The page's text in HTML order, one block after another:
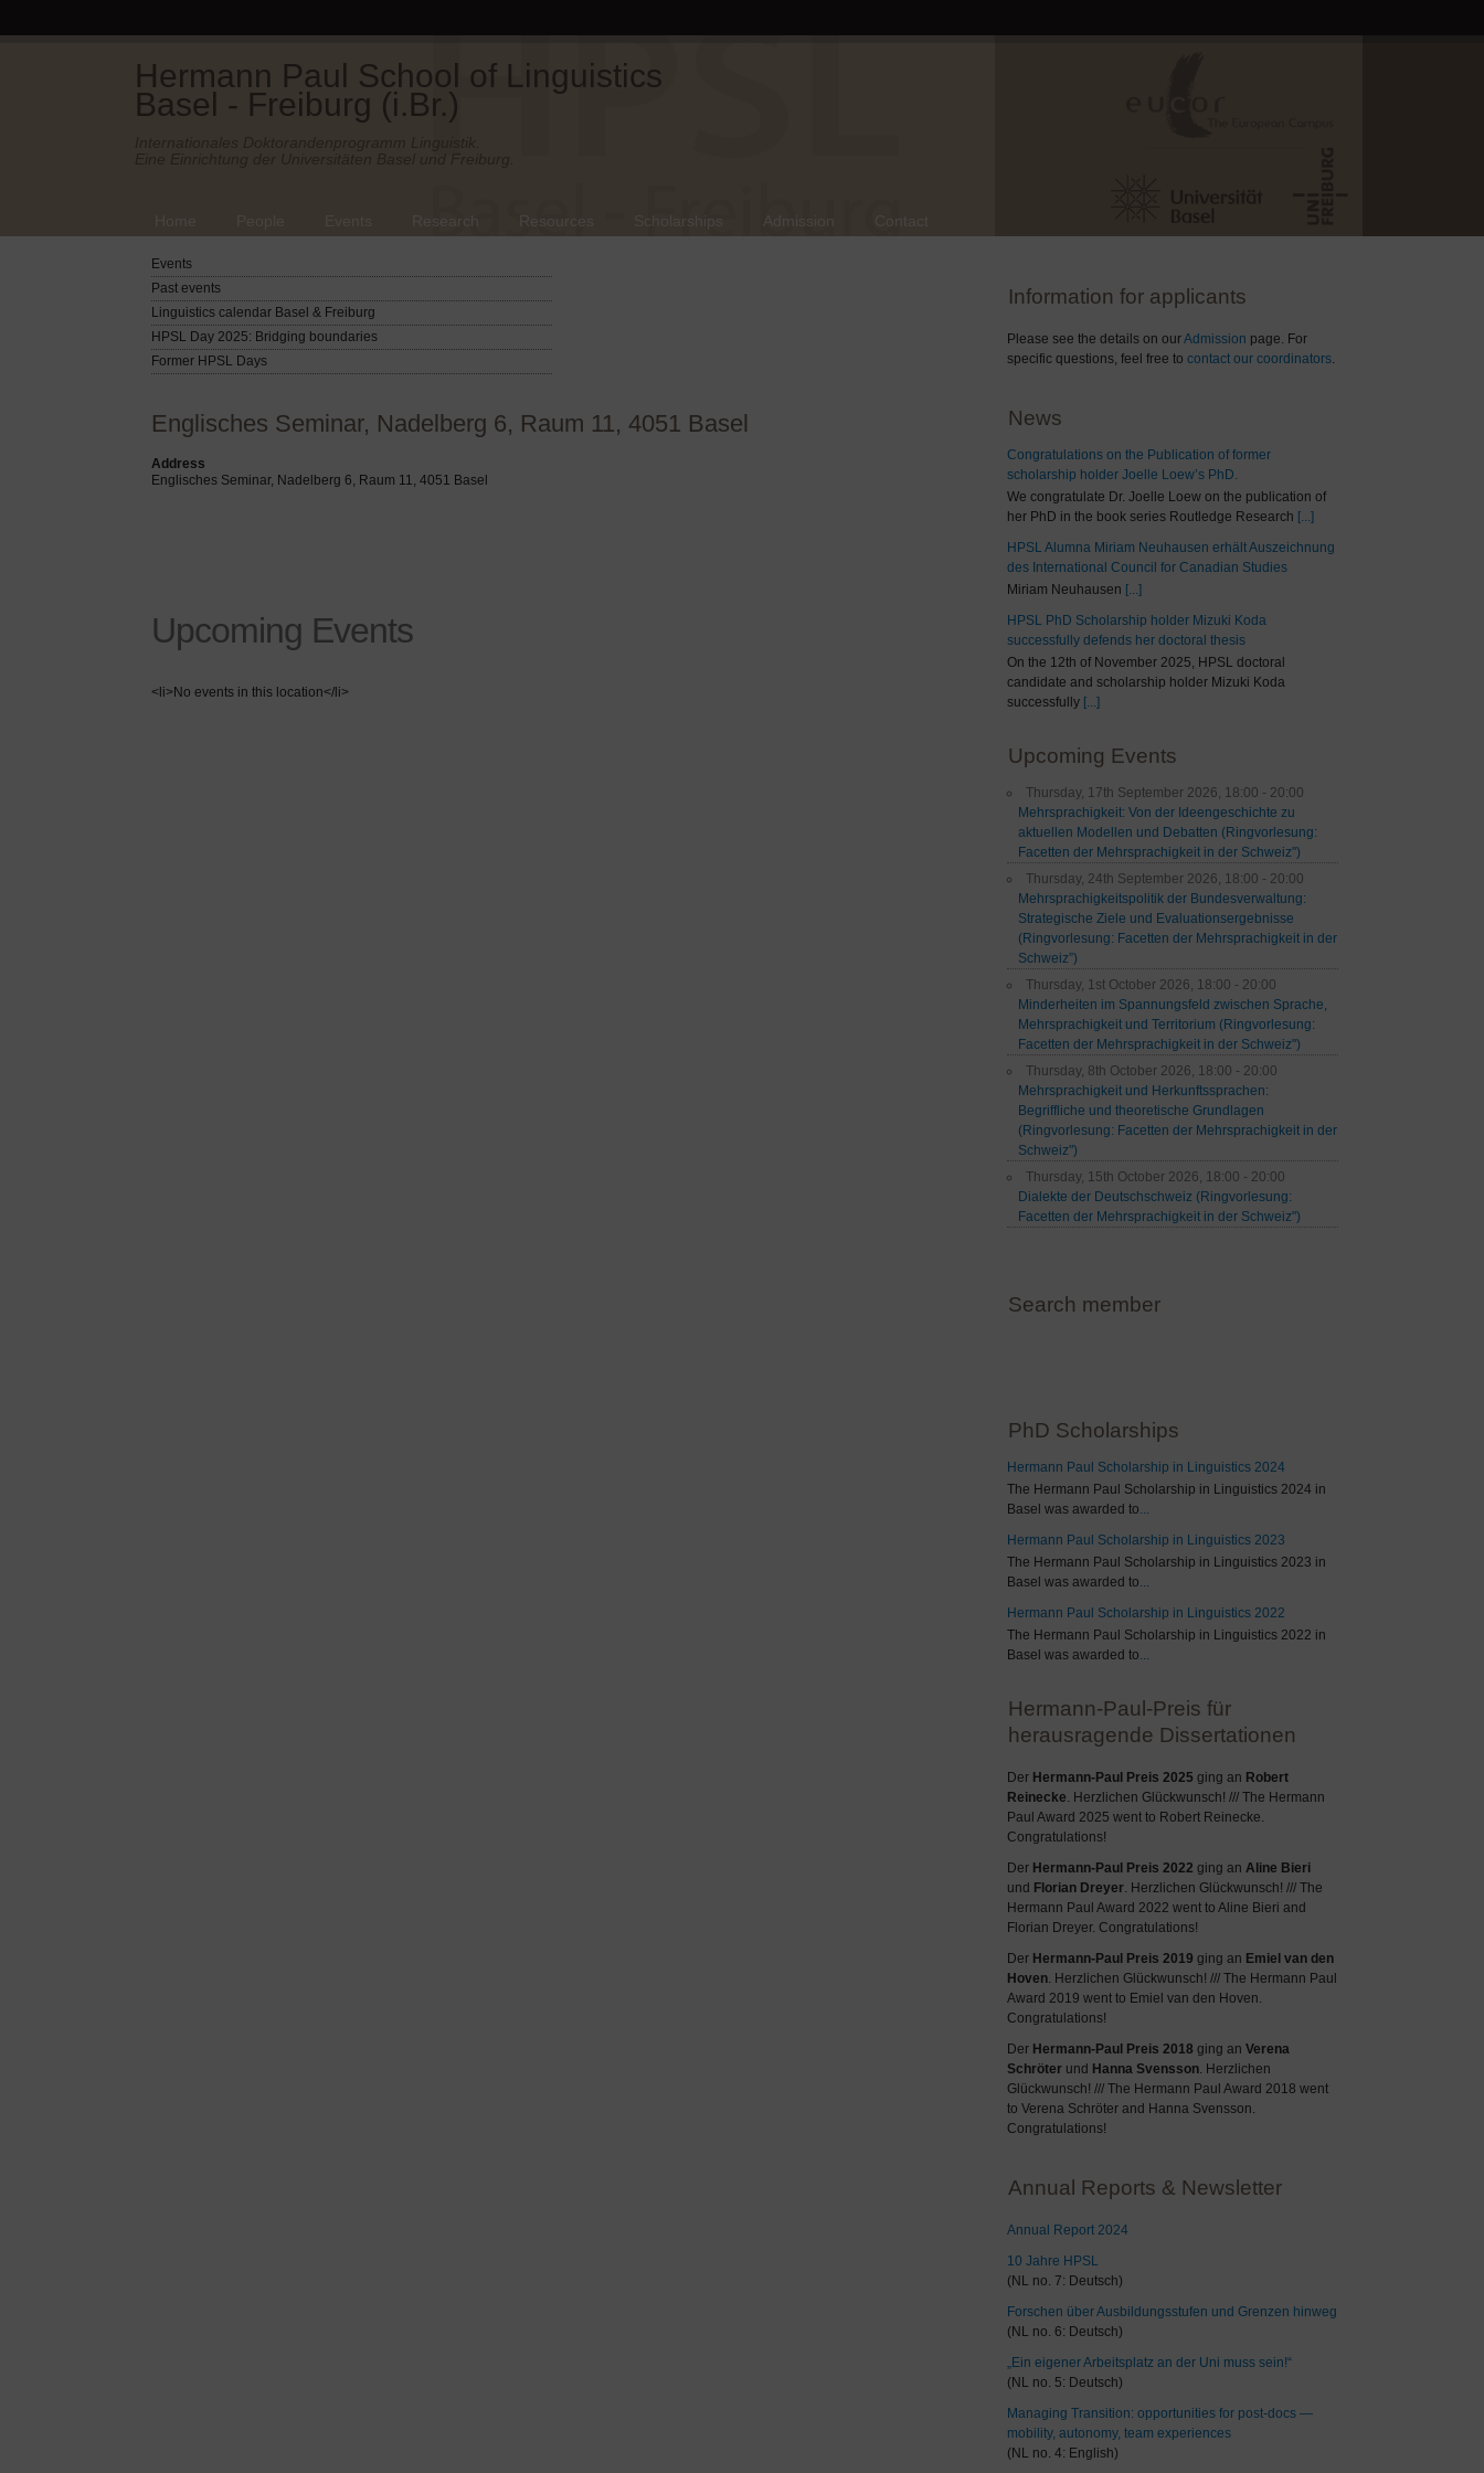
Hermann Paul School of Linguistics
Basel - Freiburg (i.Br.)
Events
Past events
Linguistics calendar Basel & Freiburg
HPSL Day 2025: Bridging boundaries
Former HPSL Days
Englisches Seminar, Nadelberg 6, Raum 11, 4051 Basel
Address
Englisches Seminar, Nadelberg 6, Raum 11, 4051 Basel
Upcoming Events
<li>No events in this location</li>
Information for applicants
Please see the details on ourAdmission page. For
specific questions, feel free to contact our coordinators.
News
Congratulations on the Publication of former
scholarship holder Joelle Loew’s PhD.
We congratulate Dr. Joelle Loew on the publication of
her PhD in the book series Routledge Research [...]
HPSL Alumna Miriam Neuhausen erhält Auszeichnung
des International Council for Canadian Studies
Miriam Neuhausen [...]
HPSL PhD Scholarship holder Mizuki Koda
successfully defends her doctoral thesis
On the 12th of November 2025, HPSL doctoral
candidate and scholarship holder Mizuki Koda
successfully [...]
Upcoming Events
Thursday, 17th September 2026, 18:00 - 20:00
Mehrsprachigkeit: Von der Ideengeschichte zu
aktuellen Modellen und Debatten (Ringvorlesung:
Facetten der Mehrsprachigkeit in der Schweiz")
Thursday, 24th September 2026, 18:00 - 20:00
Mehrsprachigkeitspolitik der Bundesverwaltung:
Strategische Ziele und Evaluationsergebnisse
(Ringvorlesung: Facetten der Mehrsprachigkeit in der
Schweiz”)
Thursday, 1st October 2026, 18:00 - 20:00
Minderheiten im Spannungsfeld zwischen Sprache,
Mehrsprachigkeit und Territorium (Ringvorlesung:
Facetten der Mehrsprachigkeit in der Schweiz")
Thursday, 8th October 2026, 18:00 - 20:00
Mehrsprachigkeit und Herkunftssprachen:
Begriffliche und theoretische Grundlagen
(Ringvorlesung: Facetten der Mehrsprachigkeit in der
Schweiz")
Thursday, 15th October 2026, 18:00 - 20:00
Dialekte der Deutschschweiz (Ringvorlesung:
Facetten der Mehrsprachigkeit in der Schweiz")
Search member
PhD Scholarships
Hermann Paul Scholarship in Linguistics 2024
The Hermann Paul Scholarship in Linguistics 2024 in
Basel was awarded to...
Hermann Paul Scholarship in Linguistics 2023
The Hermann Paul Scholarship in Linguistics 2023 in
Basel was awarded to...
Hermann Paul Scholarship in Linguistics 2022
The Hermann Paul Scholarship in Linguistics 2022 in
Basel was awarded to...
Hermann-Paul-Preis für
herausragende Dissertationen
Der Hermann-Paul Preis 2025 ging an Robert
Reinecke. Herzlichen Glückwunsch! /// The Hermann
Paul Award 2025 went to Robert Reinecke.
Congratulations!
Der Hermann-Paul Preis 2022 ging an Aline Bieri
und Florian Dreyer. Herzlichen Glückwunsch! /// The
Hermann Paul Award 2022 went to Aline Bieri and
Florian Dreyer. Congratulations!
Der Hermann-Paul Preis 2019 ging an Emiel van den
Hoven. Herzlichen Glückwunsch! /// The Hermann Paul
Award 2019 went to Emiel van den Hoven.
Congratulations!
Der Hermann-Paul Preis 2018 ging an Verena
Schröter und Hanna Svensson. Herzlichen
Glückwunsch! /// The Hermann Paul Award 2018 went
to Verena Schröter and Hanna Svensson.
Congratulations!
Annual Reports & Newsletter
Annual Report 2024
10 Jahre HPSL
(NL no. 7: Deutsch)
Forschen über Ausbildungsstufen und Grenzen hinweg
(NL no. 6: Deutsch)
„Ein eigener Arbeitsplatz an der Uni muss sein!“
(NL no. 5: Deutsch)
Managing Transition: opportunities for post-docs —
mobility, autonomy, team experiences
(NL no. 4: English)